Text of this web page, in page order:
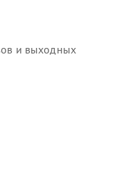
и выходных